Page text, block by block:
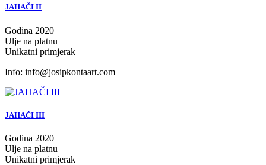
JAHAČI II
Godina 2020
Ulje na platnu
Unikatni primjerak
Info: info@josipkontaart.com
JAHAČI III
Godina 2020
Ulje na platnu
Unikatni primjerak